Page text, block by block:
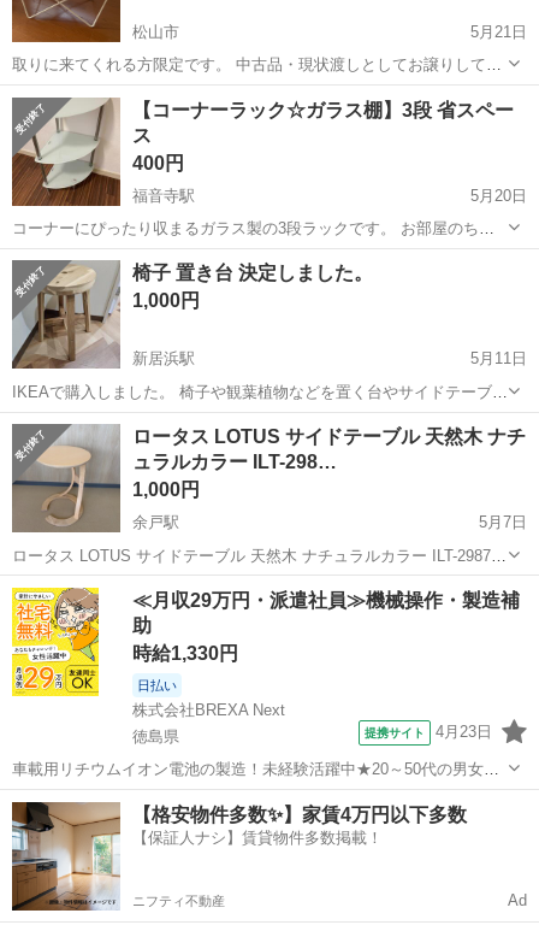
松山市
5月21日
取りに来てくれる方限定です。 中古品・現状渡しとしてお譲りしてい
るため、基本的には返品対応は難しい認識でおります。 ご了承いただ
けますと幸いです。
愛媛 松山市 テーブル 現状
【コーナーラック☆ガラス棚】3段 省スペー
ス
400円
福音寺駅
5月20日
コーナーにぴったり収まるガラス製の3段ラックです。 お部屋のちょ
っとしたスペースを有効活用できます。 【サイズ】 （目安）高さ：約
62cm前後 【状態】 大きな破損はなく、まだまだ使用可能です。 パイ
ブ部分には細かいサビあ...
愛媛 松山市 福音寺駅 テーブル ガラス
椅子 置き台 決定しました。
1,000円
新居浜駅
5月11日
IKEAで購入しました。 椅子や観葉植物などを置く台やサイドテーブル
などにも使用できます。 綺麗な状態です。 3脚あります。 ほしい場合
はコメントください。 ※価格相談可 取引場所 西条市大町 5月24日ま
で！
愛媛 新居浜市 新居浜駅 テーブル 観葉植物
ロータス LOTUS サイドテーブル 天然木 ナチ
ュラルカラー ILT-298…
1,000円
余戸駅
5月7日
ロータス LOTUS サイドテーブル 天然木 ナチュラルカラー ILT-2987
NA 人気の「ロータス サイドテーブル」です！ 元値5,460円です！ 整
骨院で使用していたものになります。 多少の汚れはありますが、全
体...
愛媛 松山市 余戸駅 テーブル サイドテーブル
≪月収29万円・派遣社員≫機械操作・製造補
助
時給1,330円
日払い
株式会社BREXA Next
徳島県
提携サイト 4月23日
車載用リチウムイオン電池の製造！未経験活躍中★20～50代の男女活
躍中！寮費無料★備品付き1R寮完備！自宅からマイカー通勤OK！無料
駐車場完備◎正社員登用制度あり！《徳島県板野郡松茂町》 人気の工
場のお仕事 ◇車載用リチウ...
徳島 その他
【格安物件多数✨】家賃4万円以下多数
【保証人ナシ】賃貸物件多数掲載！
ニフティ不動産 Ad